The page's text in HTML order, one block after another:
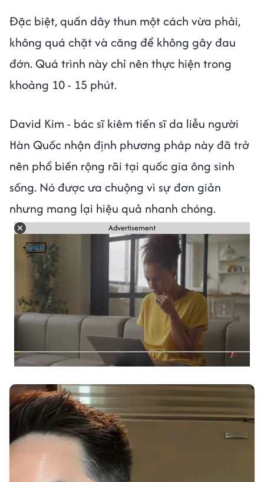
Đặc biệt, quấn dây thun một cách vừa phải,
không quá chặt và căng để không gây đau
đớn. Quá trình này chỉ nên thực hiện trong
khoảng 10 - 15 phút.
David Kim - bác sĩ kiêm tiến sĩ da liễu người
Hàn Quốc nhận định phương pháp này đã trở
nên phổ biến rộng rãi tại quốc gia ông sinh
sống. Nó được ưa chuộng vì sự đơn giản
nhưng mang lại hiệu quả nhanh chóng.
Advertisement